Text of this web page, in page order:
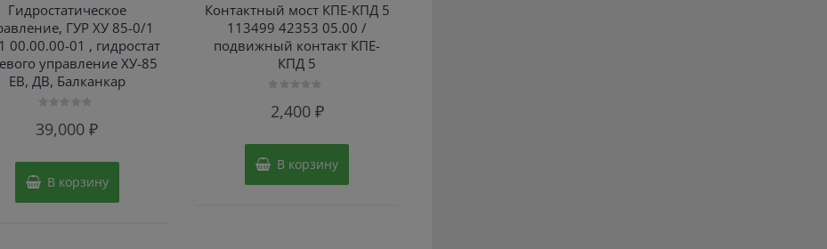
Гидростатическое
ГУР ХУ 85-0/1
00.00.00-01 , гидростат
управление ХУ-85
ЕВ, ДВ, Балканкар
0
39,000₽
В корзину
Контактный мост КПЕ-КПД 5
113499 42353 05.00 /
подвижный контакт КПЕ-
КПД 5
02,400 ₽
В корзину